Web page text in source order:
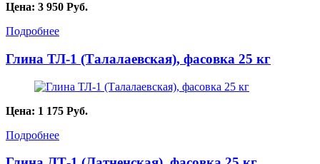
Цена: 3 950 Руб.
Подробнее
Глина ТЛ-1 (Талалаевская), фасовка 25 кг
Цена: 1 175 Руб.
Подробнее